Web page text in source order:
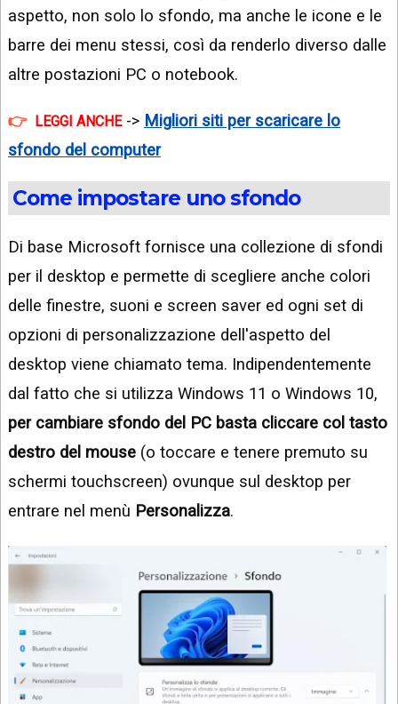
aspetto, non solo lo sfondo, ma anche le icone e le
barre dei menu stessi, così da renderlo diverso dalle
altre postazioni PC o notebook.
LEGGI ANCHE-> Migliori siti per scaricare lo
sfondo del computer
Come impostare uno sfondo
Di base Microsoft fornisce una collezione di sfondi
per il desktop e permette di scegliere anche colori
delle finestre, suoni e screen saver ed ogni set di
opzioni di personalizzazione dell'aspetto del
desktop viene chiamato tema. Indipendentemente
dal fatto che si utilizza Windows 11 o Windows 10,
per cambiare sfondo del PC basta cliccare col tasto
destro del mouse (o toccare e tenere premuto su
schermi touchscreen) ovunque sul desktop per
entrare nel menù Personalizza.